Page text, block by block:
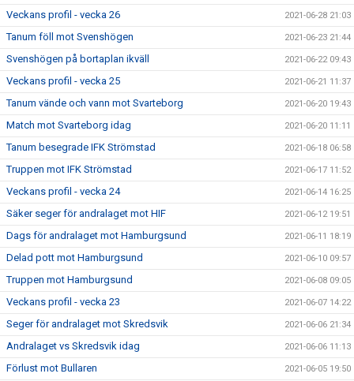
Veckans profil - vecka 26 2021-06-28 21:03
Tanum föll mot Svenshögen 2021-06-23 21:44
Svenshögen på bortaplan ikväll 2021-06-22 09:43
Veckans profil - vecka 25 2021-06-21 11:37
Tanum vände och vann mot Svarteborg 2021-06-20 19:43
Match mot Svarteborg idag 2021-06-20 11:11
Tanum besegrade IFK Strömstad 2021-06-18 06:58
Truppen mot IFK Strömstad 2021-06-17 11:52
Veckans profil - vecka 24 2021-06-14 16:25
Säker seger för andralaget mot HIF 2021-06-12 19:51
Dags för andralaget mot Hamburgsund 2021-06-11 18:19
Delad pott mot Hamburgsund 2021-06-10 09:57
Truppen mot Hamburgsund 2021-06-08 09:05
Veckans profil - vecka 23 2021-06-07 14:22
Seger för andralaget mot Skredsvik 2021-06-06 21:34
Andralaget vs Skredsvik idag 2021-06-06 11:13
Förlust mot Bullaren 2021-06-05 19:50